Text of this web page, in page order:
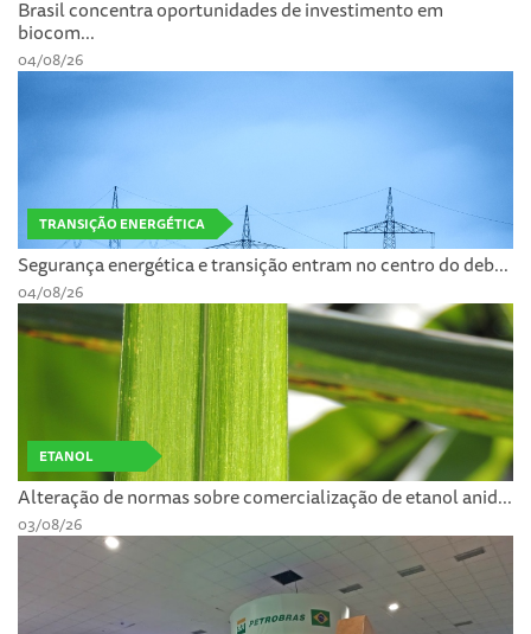
Brasil concentra oportunidades de investimento em
biocom...
04/08/26
TRANSIÇÃO ENERGÉTICA
Segurança energética e transição entram no centro do deb...
04/08/26
ETANOL
Alteração de normas sobre comercialização de etanol anid...
03/08/26